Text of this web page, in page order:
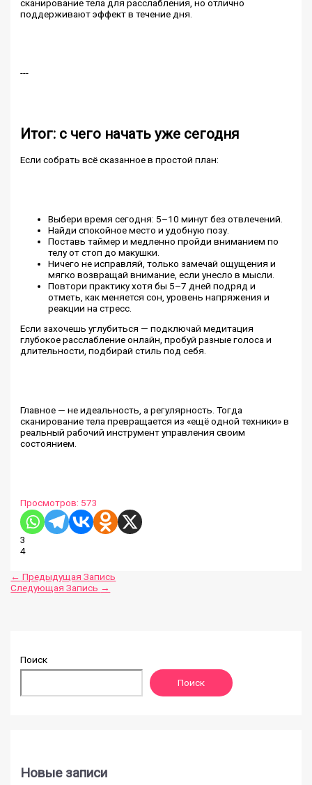
сканирование тела для расслабления, но отлично
поддерживают эффект в течение дня.
---
Итог: с чего начать уже сегодня
Если собрать всё сказанное в простой план:
Выбери время сегодня: 5–10 минут без отвлечений.
Найди спокойное место и удобную позу.
Поставь таймер и медленно пройди вниманием по
телу от стоп до макушки.
Ничего не исправляй, только замечай ощущения и
мягко возвращай внимание, если унесло в мысли.
Повтори практику хотя бы 5–7 дней подряд и
отметь, как меняется сон, уровень напряжения и
реакции на стресс.
Если захочешь углубиться — подключай медитация
глубокое расслабление онлайн, пробуй разные голоса и
длительности, подбирай стиль под себя.
Главное — не идеальность, а регулярность. Тогда
сканирование тела превращается из «ещё одной техники» в
реальный рабочий инструмент управления своим
состоянием.
Просмотров: 573
3
4
← Предыдущая Запись
Следующая Запись →
Поиск
Поиск
Новые записи